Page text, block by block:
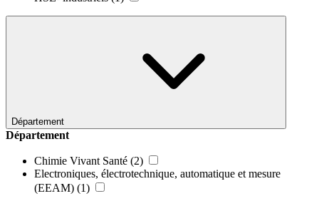
Département
Département
Chimie Vivant Santé (2)
Electroniques, électrotechnique, automatique et mesure
(EEAM) (1)